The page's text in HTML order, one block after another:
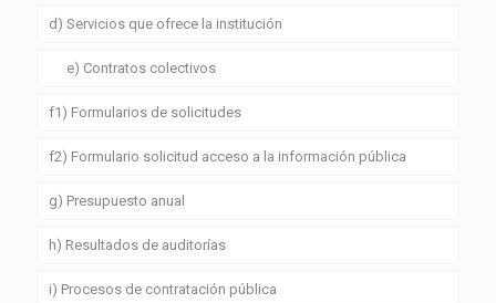
d) Servicios que ofrece la institución
e) Contratos colectivos
f1) Formularios de solicitudes
f2) Formulario solicitud acceso a la información pública
g) Presupuesto anual
h) Resultados de auditorías
i) Procesos de contratación pública